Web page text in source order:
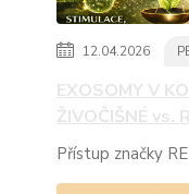
12.04.2026
EXOSOMY V
ŽIVOČIŠNÉ vs.
Přístup značky